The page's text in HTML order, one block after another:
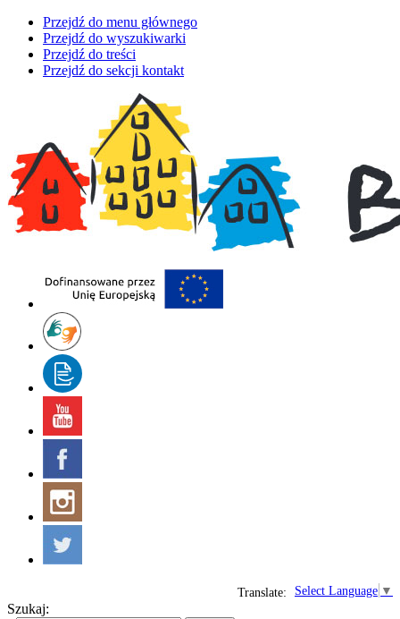
Przejdź do menu głównego
Przejdź do wyszukiwarki
Przejdź do treści
Przejdź do sekcji kontakt
Select Language ▼
Translate:
Szukaj: